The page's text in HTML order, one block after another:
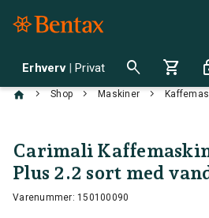
Erhverv | Privat search shopping_cart
chevron_right Shop chevron_right Maskiner chevron_right
Carimali
Plus 2.2 sort med
Varenummer: 150100090